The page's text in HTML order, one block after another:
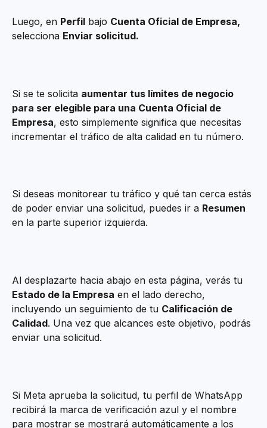
Luego, en Perfil bajo Cuenta Oficial de Empresa,
selecciona Enviar solicitud.
Si se te solicita aumentar tus límites de negocio
para ser elegible para una Cuenta Oficial de
Empresa, esto simplemente significa que necesitas
incrementar el tráfico de alta calidad en tu número.
Si deseas monitorear tu tráfico y qué tan cerca estás
de poder enviar una solicitud, puedes ir a Resumen
en la parte superior izquierda.
Al desplazarte hacia abajo en esta página, verás tu
Estado de la Empresa en el lado derecho,
incluyendo un seguimiento de tu Calificación de
Calidad. Una vez que alcances este objetivo, podrás
enviar una solicitud.
Si Meta aprueba la solicitud, tu perfil de WhatsApp
recibirá la marca de verificación azul y el nombre
para mostrar se mostrará automáticamente a los